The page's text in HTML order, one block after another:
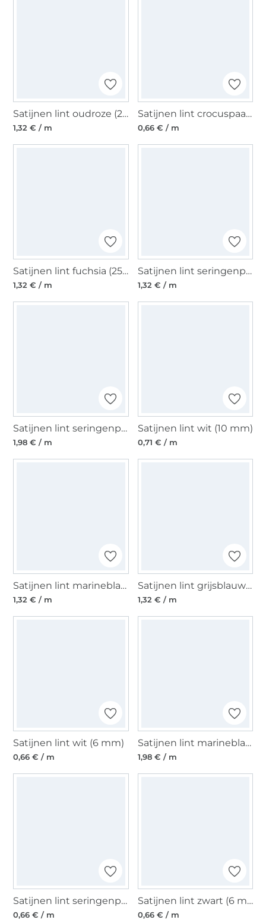
Satijnen lint oudroze (25 mm)
1,32 € / m
Satijnen lint crocuspaars (6 mm)
0,66 € / m
Satijnen lint fuchsia (25 mm)
1,32 € / m
Satijnen lint seringenpaars (25 mm)
1,32 € / m
Satijnen lint seringenpaars (40 mm)
1,98 € / m
Satijnen lint wit (10 mm)
0,71 € / m
Satijnen lint marineblauw (25 mm)
1,32 € / m
Satijnen lint grijsblauw (25 mm)
1,32 € / m
Satijnen lint wit (6 mm)
0,66 € / m
Satijnen lint marineblauw (40 mm)
1,98 € / m
Satijnen lint seringenpaars (6 mm)
0,66 € / m
Satijnen lint zwart (6 mm)
0,66 € / m